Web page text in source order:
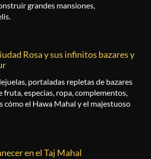
grandes mansiones,
Rosa y sus infinitos bazares y
portaladas repletas de bazares
fruta, especias, ropa, complementos,
cómo el Hawa Mahal y el majestuoso
en el Taj Mahal